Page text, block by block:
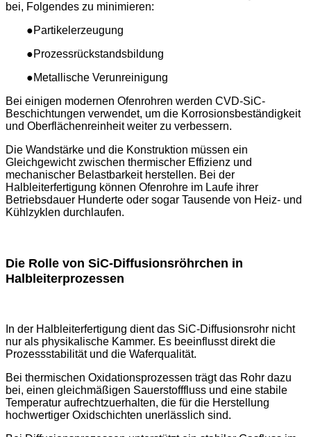
bei, Folgendes zu minimieren:
●Partikelerzeugung
●Prozessrückstandsbildung
●Metallische Verunreinigung
Bei einigen modernen Ofenrohren werden CVD-SiC-
Beschichtungen verwendet, um die Korrosionsbeständigkeit
und Oberflächenreinheit weiter zu verbessern.
Die Wandstärke und die Konstruktion müssen ein
Gleichgewicht zwischen thermischer Effizienz und
mechanischer Belastbarkeit herstellen. Bei der
Halbleiterfertigung können Ofenrohre im Laufe ihrer
Betriebsdauer Hunderte oder sogar Tausende von Heiz- und
Kühlzyklen durchlaufen.
Die Rolle von SiC-Diffusionsröhrchen in
Halbleiterprozessen
In der Halbleiterfertigung dient das SiC-Diffusionsrohr nicht
nur als physikalische Kammer. Es beeinflusst direkt die
Prozessstabilität und die Waferqualität.
Bei thermischen Oxidationsprozessen trägt das Rohr dazu
bei, einen gleichmäßigen Sauerstofffluss und eine stabile
Temperatur aufrechtzuerhalten, die für die Herstellung
hochwertiger Oxidschichten unerlässlich sind.